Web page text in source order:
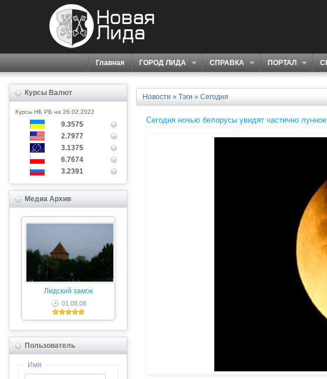
Главная ГОРОД ЛИДА СПРАВКА ПОРТАЛ
Курсы Валют
Курсы НБ РБ на 26.02.2022
9.3575
2.7977
3.1375
6.7674
3.2391
Медиа Архив
Лидский замок
01.08.08
Пользователь
Имя
Новости » Тэги » Сегодня
Сегодня ночью белорусы увидят частично